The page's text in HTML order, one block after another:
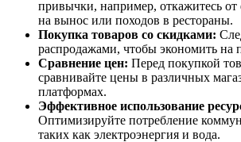
привычки, например, откажитесь от
на вынос или походов в рестораны.
Покупка товаров со скидками:
распродажами, чтобы экономить на
Сравнение цен: Перед покупкой
сравнивайте цены в различных
платформах.
Эффективное использование
Оптимизируйте потребление
таких как электроэнергия и вода.